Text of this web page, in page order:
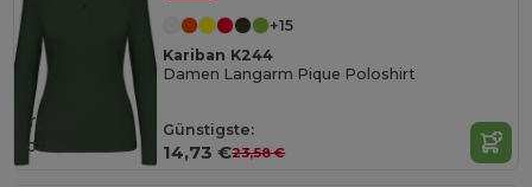
+15
Kariban K244
Damen Langarm Pique Poloshirt
Günstigste:
14,73 €23,58 €
Organic
Cotton